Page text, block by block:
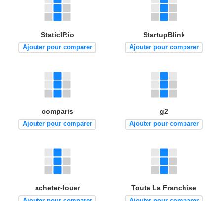
StaticIP.io
Ajouter pour comparer
StartupBlink
Ajouter pour comparer
comparis
Ajouter pour comparer
g2
Ajouter pour comparer
acheter-louer Toute La Franchise